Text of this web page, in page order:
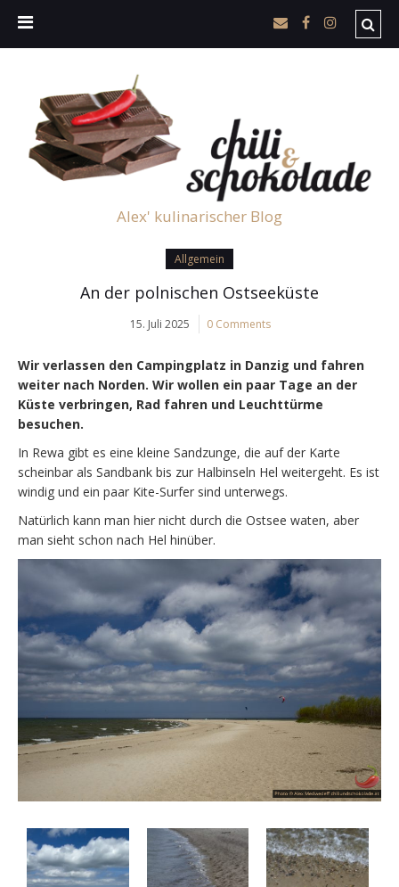
Alex' kulinarischer Blog
Allgemein
An der polnischen Ostseeküste
15. Juli 2025 0 Comments
Wir verlassen den Campingplatz in Danzig und fahren
weiter nach Norden. Wir wollen ein paar Tage an der
Küste verbringen, Rad fahren und Leuchttürme
besuchen.
In Rewa gibt es eine kleine Sandzunge, die auf der Karte
scheinbar als Sandbank bis zur Halbinseln Hel weitergeht. Es ist
windig und ein paar Kite-Surfer sind unterwegs.
Natürlich kann man hier nicht durch die Ostsee waten, aber
man sieht schon nach Hel hinüber.